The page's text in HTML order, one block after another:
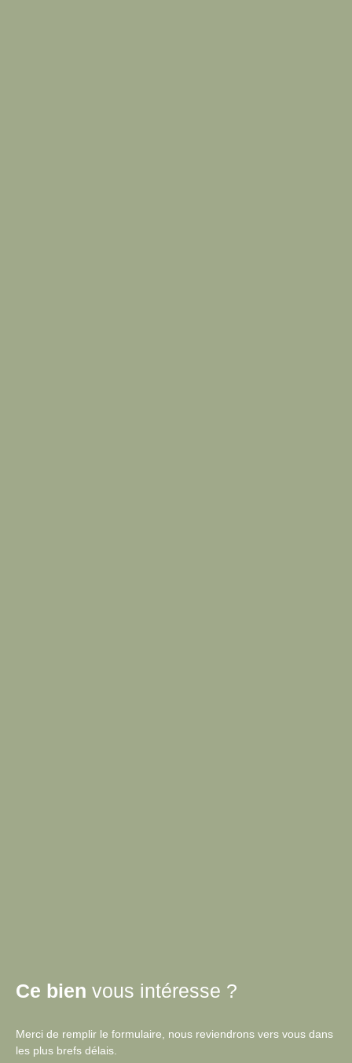
Ce bien vous intéresse ?
Merci de remplir le formulaire, nous reviendrons vers vous dans
les plus brefs délais.